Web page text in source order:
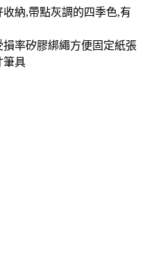
納,帶點灰調的四季色,有
率矽膠綁繩方便固定紙張
筆具